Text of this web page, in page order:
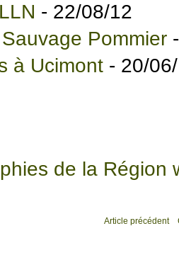
- 22/08/12
Pommier
à Ucimont - 20/
de la Région
Article précédent